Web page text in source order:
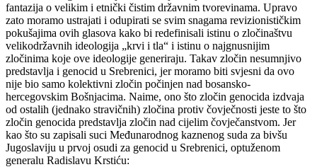
fantazija o velikim i etnički čistim državnim tvorevinama. Upravo
zato moramo ustrajati i odupirati se svim snagama revizionističkim
pokušajima ovih glasova kako bi redefinisali istinu o zločinaštvu
velikodržavnih ideologija „krvi i tla“ i istinu o najgnusnijim
zločinima koje ove ideologije generiraju. Takav zločin nesumnjivo
predstavlja i genocid u Srebrenici, jer moramo biti svjesni da ovo
nije bio samo kolektivni zločin počinjen nad bosansko-
hercegovskim Bošnjacima. Naime, ono što zločin genocida izdvaja
od ostalih (jednako stravičnih) zločina protiv čovječnosti jeste to što
zločin genocida predstavlja zločin nad cijelim čovječanstvom. Jer
kao što su zapisali suci Međunarodnog kaznenog suda za bivšu
Jugoslaviju u prvoj osudi za genocid u Srebrenici, optuženom
generalu Radislavu Krstiću: